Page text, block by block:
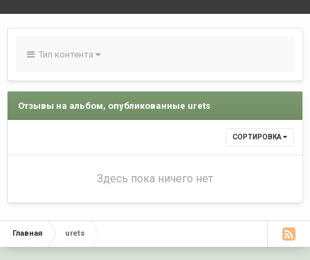
Тип контента
Отзывы на альбом, опубликованные urets
СОРТИРОВКА
Здесь пока ничего нет
Главная urets